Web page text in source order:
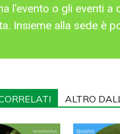
l'evento o gli eventi
Insieme alla sede è
ALTRO